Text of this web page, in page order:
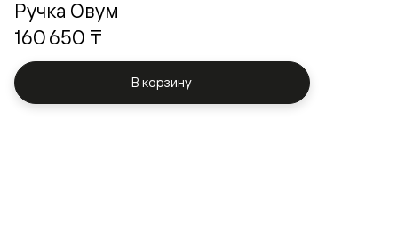
Ручка Овум
160 650 ₸
В корзину